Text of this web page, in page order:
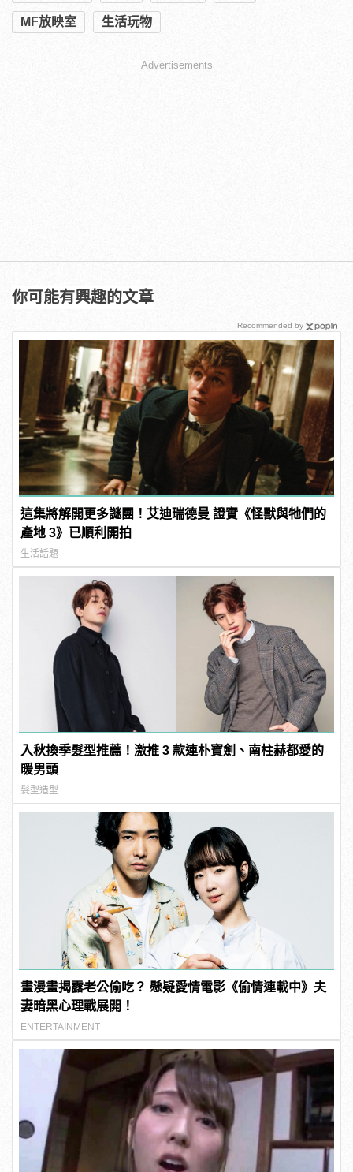
MF放映室 生活玩物
Advertisements
你可能有興趣的文章
這集將解開更多謎團！艾迪瑞德曼 證實《怪獸與牠們的
產地 3》已順利開拍
生活話題
入秋換季髮型推薦！激推 3 款連朴寶劍、南柱赫都愛的
暖男頭
髮型造型
畫漫畫揭露老公偷吃？ 懸疑愛情電影《偷情連載中》夫
妻暗黑心理戰展開！
ENTERTAINMENT
Recommended by